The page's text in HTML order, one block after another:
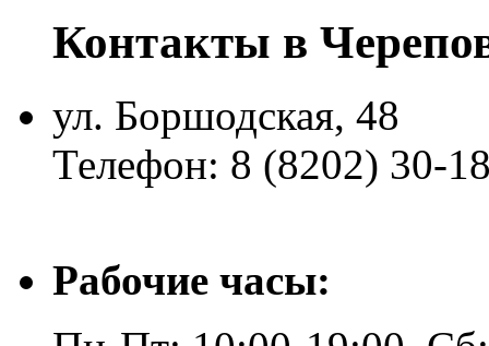
Контакты в
ул. Боршодская, 48
Телефон: 8 (8202) 30-
Рабочие часы: